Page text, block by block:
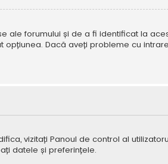
ale forumului și de a fi identificat la
Dacă aveți probleme cu
vizitați Panoul de control al
datele și preferințele.